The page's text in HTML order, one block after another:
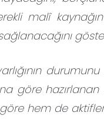
malî
göre
göre hem de